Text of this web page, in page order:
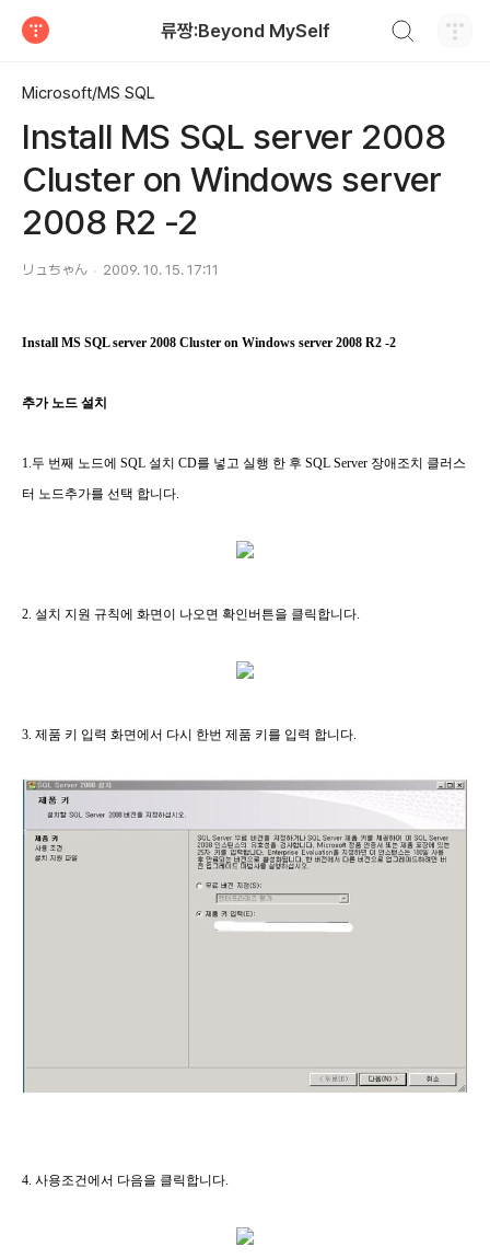
류짱:Beyond MySelf
Microsoft/MS SQL
Install MS SQL server 2008
Cluster on Windows server
2008 R2 -2
リュちゃん 2009. 10. 15. 17:11
Install MS SQL server 2008 Cluster on Windows server 2008 R2 -2
추가 노드 설치
1.두 번째 노드에 SQL 설치 CD를 넣고 실행 한 후 SQL Server 장애조치 클러스
터 노드추가를 선택 합니다.
2. 설치 지원 규칙에 화면이 나오면 확인버튼을 클릭합니다.
3. 제품 키 입력 화면에서 다시 한번 제품 키를 입력 합니다.
4. 사용조건에서 다음을 클릭합니다.